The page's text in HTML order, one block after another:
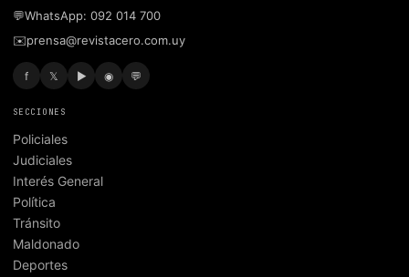
💬WhatsApp: 092 014 700
✉️prensa@revistacero.com.uy
f 𝕏 ▶ ◉ 💬
SECCIONES
Policiales
Judiciales
Interés General
Política
Tránsito
Maldonado
Deportes